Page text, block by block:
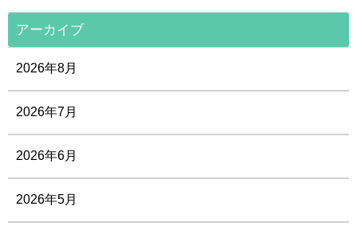
アーカイブ
2026年8月
2026年7月
2026年6月
2026年5月